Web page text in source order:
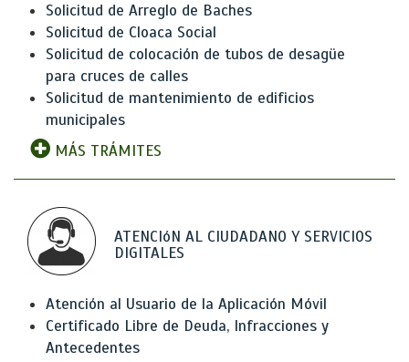
Solicitud de Arreglo de Baches
Solicitud de Cloaca Social
Solicitud de colocación de tubos de desagüe
para cruces de calles
Solicitud de mantenimiento de edificios
municipales
MÁS TRÁMITES
ATENCIóN AL CIUDADANO Y SERVICIOS
DIGITALES
Atención al Usuario de la Aplicación Móvil
Certificado Libre de Deuda, Infracciones y
Antecedentes